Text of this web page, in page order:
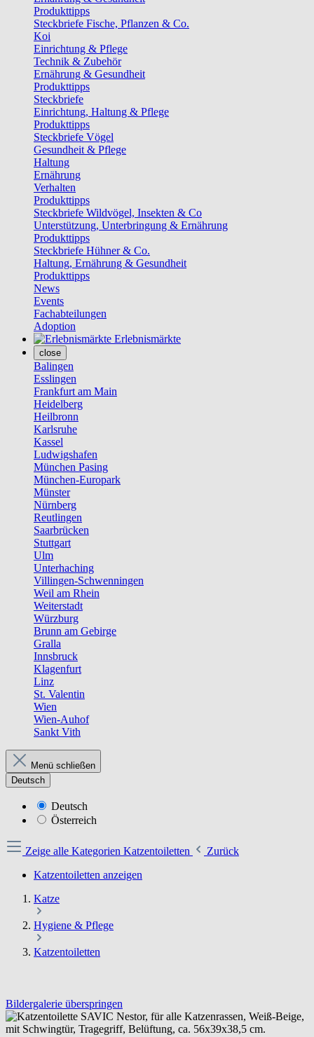
Produkttipps
Steckbriefe Fische, Pflanzen & Co.
Koi
Einrichtung & Pflege
Technik & Zubehör
Ernährung & Gesundheit
Produkttipps
Steckbriefe
Einrichtung, Haltung & Pflege
Produkttipps
Steckbriefe Vögel
Gesundheit & Pflege
Haltung
Ernährung
Verhalten
Produkttipps
Steckbriefe Wildvögel, Insekten & Co
Unterstützung, Unterbringung & Ernährung
Produkttipps
Steckbriefe Hühner & Co.
Haltung, Ernährung & Gesundheit
Produkttipps
News
Events
Fachabteilungen
Adoption
Erlebnismärkte
close
Balingen
Esslingen
Frankfurt am Main
Heidelberg
Heilbronn
Karlsruhe
Kassel
Ludwigshafen
München Pasing
München-Europark
Münster
Nürnberg
Reutlingen
Saarbrücken
Stuttgart
Ulm
Unterhaching
Villingen-Schwenningen
Weil am Rhein
Weiterstadt
Würzburg
Brunn am Gebirge
Gralla
Innsbruck
Klagenfurt
Linz
St. Valentin
Wien
Wien-Auhof
Sankt Vith
Menü schließen
Deutsch
Deutsch
Österreich
Zeige alle Kategorien Katzentoiletten
Zurück
Katzentoiletten anzeigen
Katze
Hygiene & Pflege
Katzentoiletten
Bildergalerie überspringen